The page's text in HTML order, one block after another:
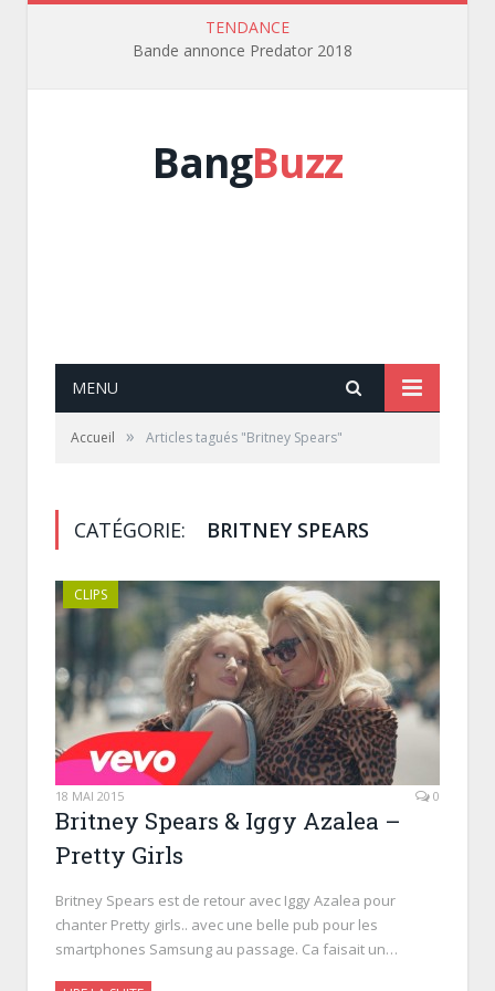
TENDANCE
Bande annonce Predator 2018
BangBuzz
MENU
Accueil » Articles tagués "Britney Spears"
CATÉGORIE: BRITNEY SPEARS
CLIPS
18 MAI 2015 0
Britney Spears & Iggy Azalea –
Pretty Girls
Britney Spears est de retour avec Iggy Azalea pour
chanter Pretty girls.. avec une belle pub pour les
smartphones Samsung au passage. Ca faisait un…